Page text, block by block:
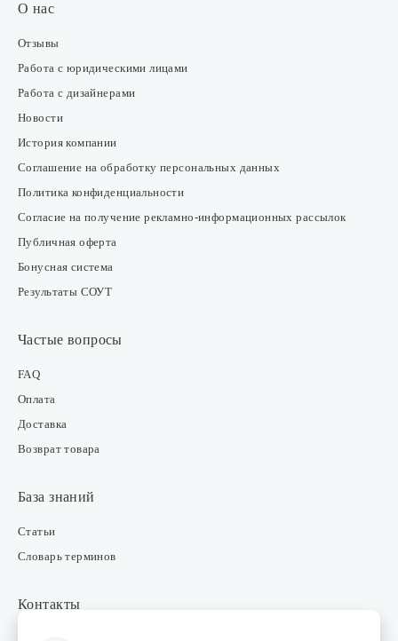
О нас
Отзывы
Работа с юридическими лицами
Работа с дизайнерами
Новости
История компании
Соглашение на обработку персональных данных
Политика конфиденциальности
Согласие на получение рекламно-информационных рассылок
Публичная оферта
Бонусная система
Результаты СОУТ
Частые вопросы
FAQ
Оплата
Доставка
Возврат товара
База знаний
Статьи
Словарь терминов
Контакты